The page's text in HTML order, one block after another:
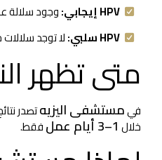
HPV إيجابي:
وجود سلالة عالية
HPV سلبي:
لا توجد سلالات
متى تظهر
مستشفى اليزيه
1–3 أيام عمل فقط.